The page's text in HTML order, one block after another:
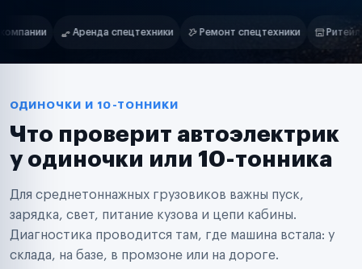
Нам доверяют
Ремонт спецтехники Ритейл-сети Управляющие компании
Маркетплейсы
Таксопарки
Автодилеры
Поставщики запчастей
Аренда спецтехники
Ремонт спецтехники
Ритейл-сети
Управляющие компании
Страховые компании
ОДИНОЧКИ И 10-ТОННИКИ
Что проверит автоэлектрик
у одиночки или 10-тонника
Для среднетоннажных грузовиков важны пуск,
зарядка, свет, питание кузова и цепи кабины.
Диагностика проводится там, где машина встала: у
склада, на базе, в промзоне или на дороге.